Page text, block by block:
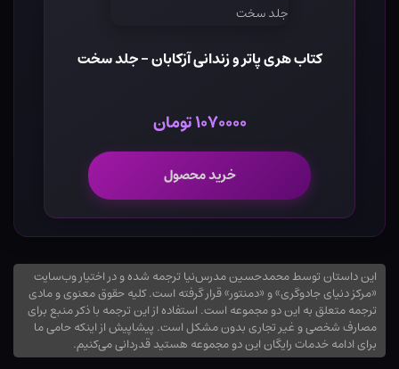
کتاب هری پاتر و زندانی آزکابان - جلد سخت
۱۰۷۰۰۰۰ تومان
خرید محصول
این داستان توسط محمدحسین مدرس‌نیا ترجمه شده و در اختیار وب‌سایت
«مرکز دنیای جادوگری» و «دمنتور» قرار گرفته است. کلیه حقوق معنوی و مادی
ترجمه متعلق به این دو مجموعه است. استفاده از این ترجمه با ذکر منبع برای
مصارف شخصی و غیر تجاری بدون مشکل است. پیشاپیش از اینکه حامی ما
برای ادامه خدمات رایگان این دو مجموعه هستید قدردانی می‌کنیم.